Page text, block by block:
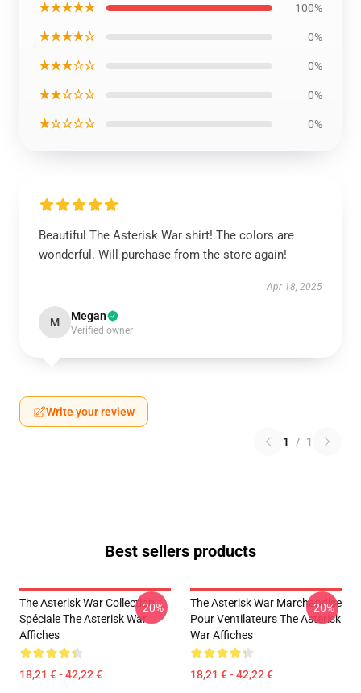
★★★★★ 100%
★★★★☆ 0%
★★★☆☆ 0%
★★☆☆☆ 0%
★☆☆☆☆ 0%
Beautiful The Asterisk War shirt! The colors are
wonderful. Will purchase from the store again!
Apr 18, 2025
M Megan
Verified owner
Write your review
1 / 1
Best sellers products
The Asterisk War Collection
Spéciale The Asterisk War
Affiches
18,21 € - 42,22 €
-20%
The Asterisk War Marchandise
Pour Ventilateurs The Asterisk
War Affiches
18,21 € - 42,22 €
-20%